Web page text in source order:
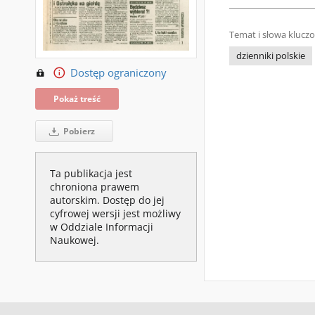
Dostęp ograniczony
Pokaż treść
Pobierz
Ta publikacja jest
chroniona prawem
autorskim. Dostęp do jej
cyfrowej wersji jest możliwy
w Oddziale Informacji
Naukowej.
Temat i słowa
dzienniki polskie